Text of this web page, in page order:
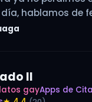
hablamos de
mucho el agua,…
ll
gayApps de